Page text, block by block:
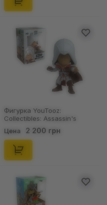
Фигурка YouTooz:
Collectibles: Assassin's
Creed II: Ezio, (55952)
Цена 2 200 грн